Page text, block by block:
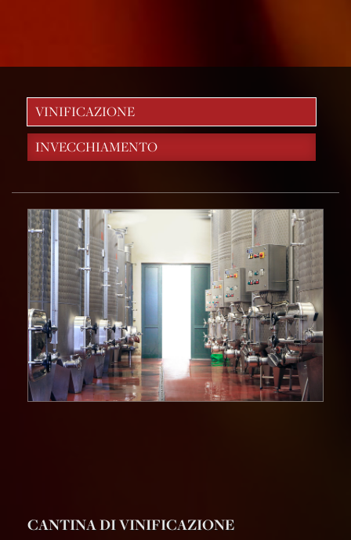
VINIFICAZIONE
INVECCHIAMENTO
CANTINA DI VINIFICAZIONE